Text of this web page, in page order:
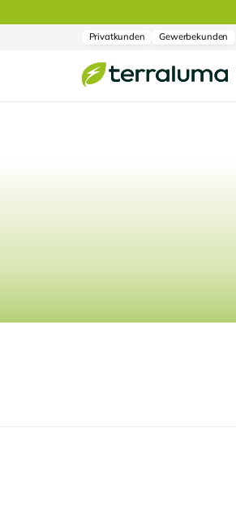
Privatkunden Gewerbekunden